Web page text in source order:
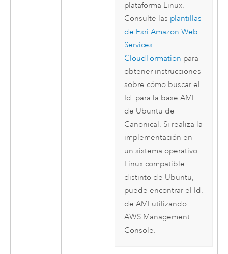
plataforma Linux.
Consulte las plantillas
de Esri Amazon Web
Services
CloudFormation para
obtener instrucciones
sobre cómo buscar el
Id. para la base AMI
de Ubuntu de
Canonical. Si realiza la
implementación en
un sistema operativo
Linuxcompatible
distinto de Ubuntu,
puede encontrar el Id.
de AMI utilizando
AWS Management
Console.